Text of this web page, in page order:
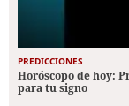
PREDICCIONES
Horóscopo de hoy:
para tu signo